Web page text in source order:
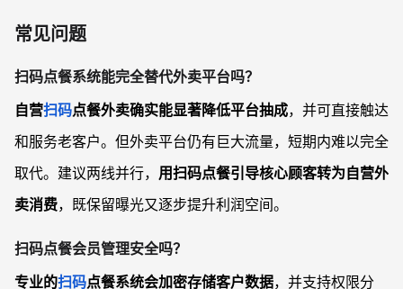
常见问题
扫码点餐系统能完全替代外卖平台吗？
自营扫码点餐外卖确实能显著降低平台抽成，并可直接触达
和服务老客户。但外卖平台仍有巨大流量，短期内难以完全
取代。建议两线并行， 用扫码点餐引导核心顾客转为自营外
卖消费，既保留曝光又逐步提升利润空间。
扫码点餐会员管理安全吗？
专业的扫码点餐系统会加密存储客户数据，并支持权限分